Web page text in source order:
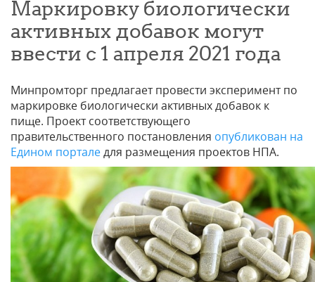
Маркировку биологически
активных добавок могут
ввести с 1 апреля 2021 года
Минпромторг предлагает провести эксперимент по
маркировке биологически активных добавок ‎к
пище. Проект соответствующего
правительственного постановления опубликован на
Едином порталедля размещения проектов НПА.